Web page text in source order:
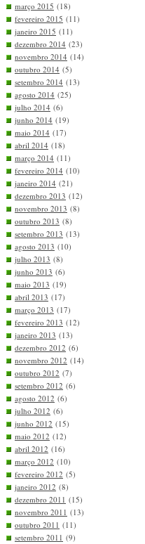
março 2015 (18)
fevereiro 2015 (11)
janeiro 2015 (11)
dezembro 2014 (23)
novembro 2014 (14)
outubro 2014 (5)
setembro 2014 (13)
agosto 2014 (25)
julho 2014 (6)
junho 2014 (19)
maio 2014 (17)
abril 2014 (18)
março 2014 (11)
fevereiro 2014 (10)
janeiro 2014 (21)
dezembro 2013 (12)
novembro 2013 (8)
outubro 2013 (8)
setembro 2013 (13)
agosto 2013 (10)
julho 2013 (8)
junho 2013 (6)
maio 2013 (19)
abril 2013 (17)
março 2013 (17)
fevereiro 2013 (12)
janeiro 2013 (13)
dezembro 2012 (6)
novembro 2012 (14)
outubro 2012 (7)
setembro 2012 (6)
agosto 2012 (6)
julho 2012 (6)
junho 2012 (15)
maio 2012 (12)
abril 2012 (16)
março 2012 (10)
fevereiro 2012 (5)
janeiro 2012 (8)
dezembro 2011 (15)
novembro 2011 (13)
outubro 2011 (11)
setembro 2011 (9)